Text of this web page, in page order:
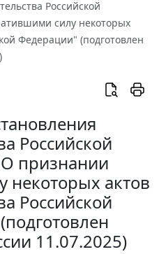
Российской
силу некоторых
Федерации" (подготовлен
Российской
признании
некоторых актов
Российской
11.07.2025)